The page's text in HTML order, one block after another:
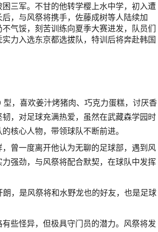
三军。不甘的他转学樱上水中学，初入遭
，与风祭将携手，佐藤成树等人陆续加
气馁，刻苦训练向夏季大赛进发，队员们
力入选东京都选拔队，特训后将奔赴韩国
，喜欢姜汁烤猪肉、巧克力蛋糕，讨厌香
，对足球充满热爱，虽然在武藏森学园时
核心人物，带领球队不断前进。
曾一度离开他认为无聊的足球部，遇到风
强劲，与风祭将配合默契，在球队中发挥
，是风祭将和水野龙也的好友，也是足球
些怪异，但极具守门员的潜力。风祭将发